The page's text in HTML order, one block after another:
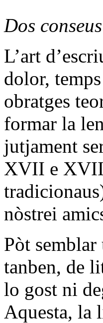
Dos
L’art
dolor,
obratges
formar la
jutjament
XVII e
nòstrei
Pòt
tanben, de
lo gost ni
Aquesta, la